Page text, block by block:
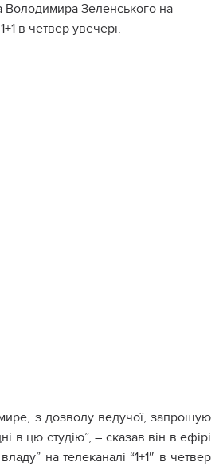
Зеленського на
в четвер увечері.
з дозволу ведучої, запрошую
в цю студію”, – сказав він в ефірі
на телеканалі “1+1″ в четвер